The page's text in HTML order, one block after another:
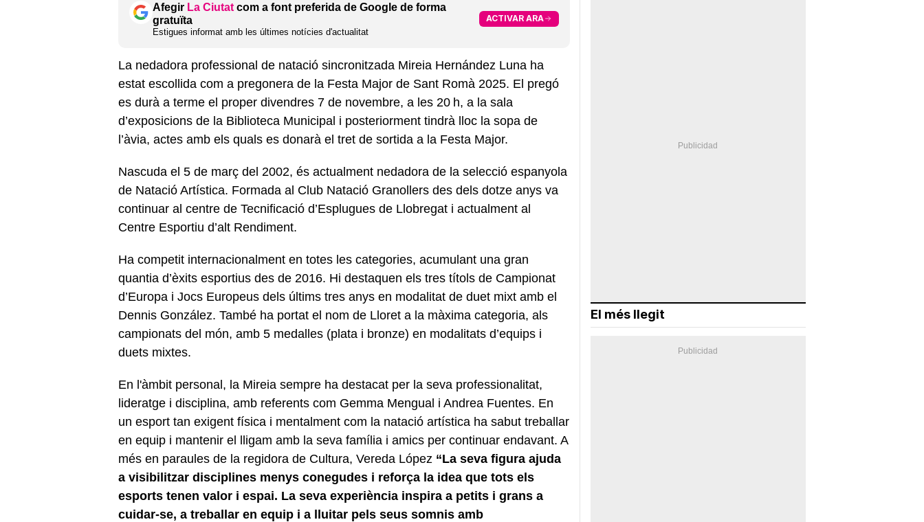
Afegir La Ciutat com a font preferida de Google de forma
gratuïta
Estigues informat amb les últimes notícies d'actualitat
ACTIVAR ARA
La nedadora professional de natació sincronitzada Mireia Hernández Luna ha
estat escollida com a pregonera de la Festa Major de Sant Romà 2025. El pregó
es durà a terme el proper divendres 7 de novembre, a les 20 h, a la sala
d’exposicions de la Biblioteca Municipal i posteriorment tindrà lloc la sopa de
l’àvia, actes amb els quals es donarà el tret de sortida a la Festa Major.
Nascuda el 5 de març del 2002, és actualment nedadora de la selecció espanyola
de Natació Artística. Formada al Club Natació Granollers des dels dotze anys va
continuar al centre de Tecnificació d’Esplugues de Llobregat i actualment al
Centre Esportiu d’alt Rendiment.
Ha competit internacionalment en totes les categories, acumulant una gran
quantia d’èxits esportius des de 2016. Hi destaquen els tres títols de Campionat
d’Europa i Jocs Europeus dels últims tres anys en modalitat de duet mixt amb el
Dennis González. També ha portat el nom de Lloret a la màxima categoria, als
campionats del món, amb 5 medalles (plata i bronze) en modalitats d’equips i
duets mixtes.
En l'àmbit personal, la Mireia sempre ha destacat per la seva professionalitat,
lideratge i disciplina, amb referents com Gemma Mengual i Andrea Fuentes. En
un esport tan exigent física i mentalment com la natació artística ha sabut treballar
en equip i mantenir el lligam amb la seva família i amics per continuar endavant. A
més en paraules de la regidora de Cultura, Vereda López “La seva figura ajuda
a visibilitzar disciplines menys conegudes i reforça la idea que tots els
esports tenen valor i espai. La seva experiència inspira a petits i grans a
cuidar-se, a treballar en equip i a lluitar pels seus somnis amb
El més llegit